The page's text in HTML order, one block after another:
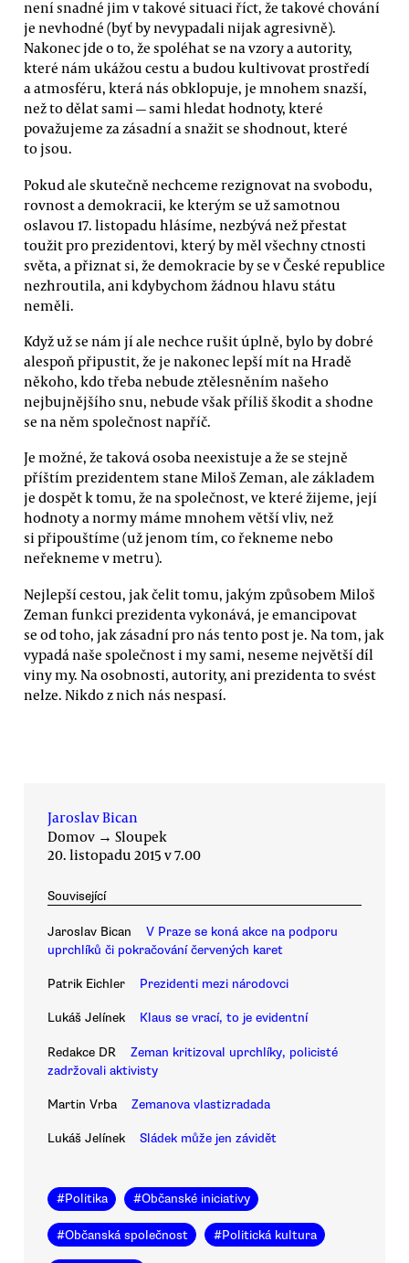
není snadné jim v takové situaci říct, že takové chování
je nevhodné (byť by nevypadali nijak agresivně).
Nakonec jde o to, že spoléhat se na vzory a autority,
které nám ukážou cestu a budou kultivovat prostředí
a atmosféru, která nás obklopuje, je mnohem snazší,
než to dělat sami — sami hledat hodnoty, které
považujeme za zásadní a snažit se shodnout, které
to jsou.
Pokud ale skutečně nechceme rezignovat na svobodu,
rovnost a demokracii, ke kterým se už samotnou
oslavou 17. listopadu hlásíme, nezbývá než přestat
toužit pro prezidentovi, který by měl všechny ctnosti
světa, a přiznat si, že demokracie by se v České republice
nezhroutila, ani kdybychom žádnou hlavu státu
neměli.
Když už se nám jí ale nechce rušit úplně, bylo by dobré
alespoň připustit, že je nakonec lepší mít na Hradě
někoho, kdo třeba nebude ztělesněním našeho
nejbujnějšího snu, nebude však příliš škodit a shodne
se na něm společnost napříč.
Je možné, že taková osoba neexistuje a že se stejně
příštím prezidentem stane Miloš Zeman, ale základem
je dospět k tomu, že na společnost, ve které žijeme, její
hodnoty a normy máme mnohem větší vliv, než
si připouštíme (už jenom tím, co řekneme nebo
neřekneme v metru).
Nejlepší cestou, jak čelit tomu, jakým způsobem Miloš
Zeman funkci prezidenta vykonává, je emancipovat
se od toho, jak zásadní pro nás tento post je. Na tom, jak
vypadá naše společnost i my sami, neseme největší díl
viny my. Na osobnosti, autority, ani prezidenta to svést
nelze. Nikdo z nich nás nespasí.
Jaroslav Bican
Domov → Sloupek
20. listopadu 2015 v 7.00
Související
Jaroslav Bican
V Praze se koná akce na podporu
uprchlíků či pokračování červených karet
Patrik Eichler Prezidenti mezi národovci
Lukáš Jelínek Klaus se vrací, to je evidentní
Redakce DR
Zeman kritizoval uprchlíky, policisté
zadržovali aktivisty
Martin Vrba Zemanova vlastizradada
Lukáš Jelínek Sládek může jen závidět
#Politika #Občanské iniciativy
#Občanská společnost #Politická kultura